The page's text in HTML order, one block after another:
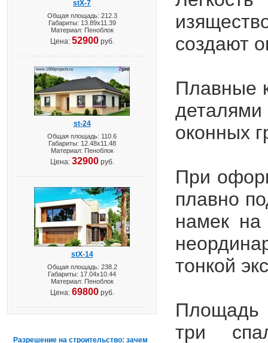
stX-7
Общая площадь: 212.3
Габариты: 13.89х11.39
Материал: Пеноблок
Цена: 52900руб.
st-24
Общая площадь: 110.6
Габариты: 12.48х11.48
Материал: Пеноблок
Цена: 32900руб.
stX-14
Общая площадь: 238.2
Габариты: 17.04х10.44
Материал: Пеноблок
Цена: 69800руб.
Разрешение на строительство: зачем
создают
Плавные
оконных
При
плавно
намек на
тонкой
Площадь
три